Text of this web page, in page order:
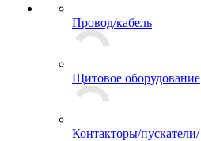
Провод/кабель
Щитовое оборудование
Контакторы/пускатели/